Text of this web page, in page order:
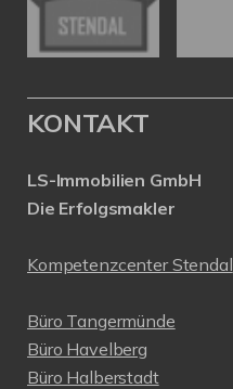
KONTAKT
LS-Immobilien GmbH
Die Erfolgsmakler
Kompetenzcenter Stendal
Büro Tangermünde
Büro Havelberg
Büro Halberstadt